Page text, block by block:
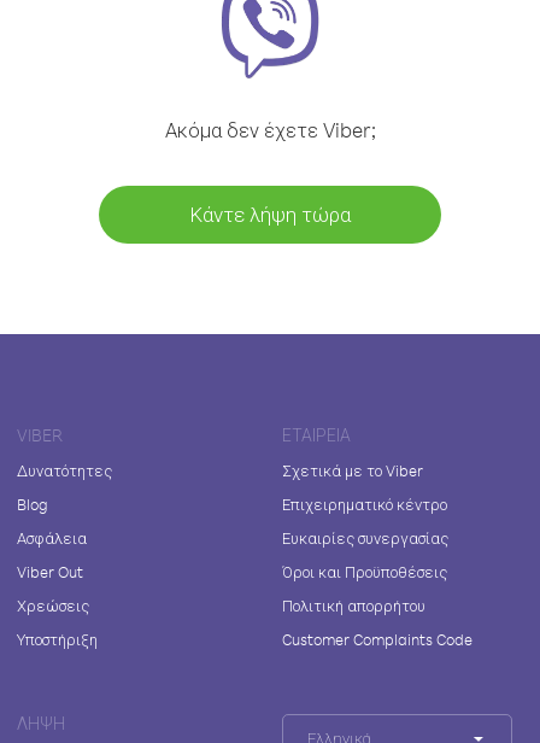
Ακόμα δεν έχετε Viber;
Κάντε λήψη τώρα
VIBER
Δυνατότητες
Blog
Ασφάλεια
Viber Out
Χρεώσεις
Υποστήριξη
ΕΤΑΙΡΕΊΑ
Σχετικά με το Viber
Επιχειρηματικό κέντρο
Ευκαιρίες συνεργασίας
Όροι και Προϋποθέσεις
Πολιτική απορρήτου
Customer Complaints Code
ΛΉΨΗ
Ελληνικά